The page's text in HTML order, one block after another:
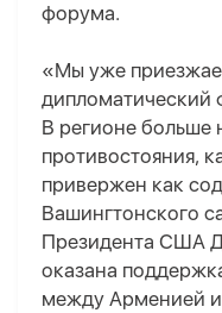
форума.
«Мы уже
дипломатический
В регионе больше
противостояния,
привержен как
Вашингтонского
Президента США
оказана
между Арменией